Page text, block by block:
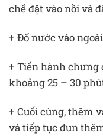
chế đặt vào nồi và
+ Đổ nước vào
+ Tiến hành chưng
khoảng 25 – 30
+ Cuối cùng, thêm
và tiếp tục đun